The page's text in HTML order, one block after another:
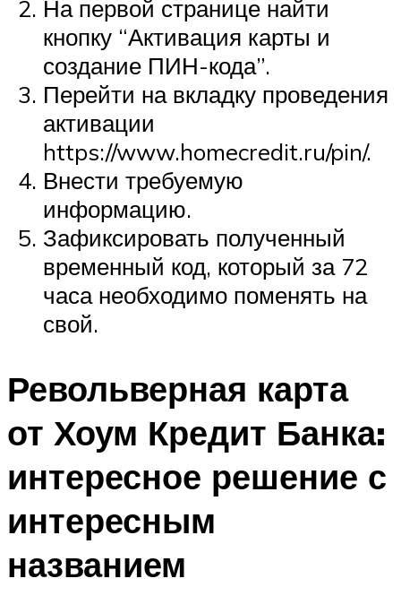
На первой странице найти
кнопку “Активация карты и
создание ПИН-кода”.
Перейти на вкладку проведения
активации
https://www.homecredit.ru/pin/.
Внести требуемую
информацию.
Зафиксировать полученный
временный код, который за 72
часа необходимо поменять на
свой.
Револьверная карта
от Хоум Кредит Банка:
интересное решение с
интересным
названием